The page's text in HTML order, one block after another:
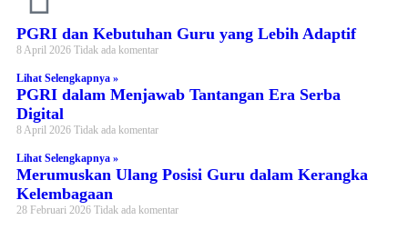
PGRI dan Kebutuhan Guru yang Lebih Adaptif
8 April 2026 Tidak ada komentar
Lihat Selengkapnya »
PGRI dalam Menjawab Tantangan Era Serba
Digital
8 April 2026 Tidak ada komentar
Lihat Selengkapnya »
Merumuskan Ulang Posisi Guru dalam Kerangka
Kelembagaan
28 Februari 2026 Tidak ada komentar